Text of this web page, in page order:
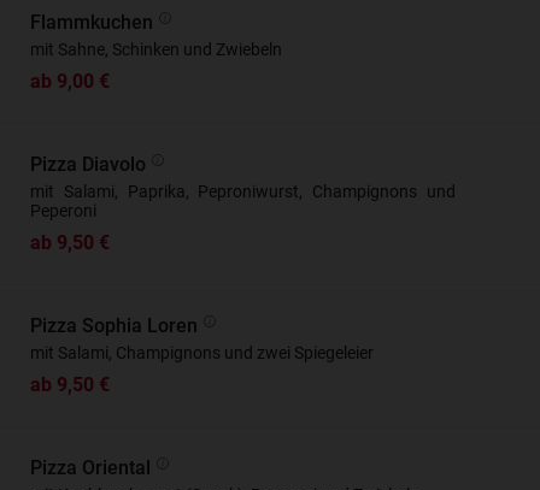
Flammkuchen
mit Sahne, Schinken und Zwiebeln
ab 9,00 €
Pizza Diavolo
mit Salami, Paprika, Peproniwurst, Champignons und
Peperoni
ab 9,50 €
Pizza Sophia Loren
mit Salami, Champignons und zwei Spiegeleier
ab 9,50 €
Pizza Oriental